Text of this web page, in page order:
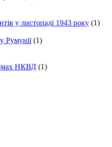
у листопаді 1943 року (1)
Румунії(1)
НКВД (1)